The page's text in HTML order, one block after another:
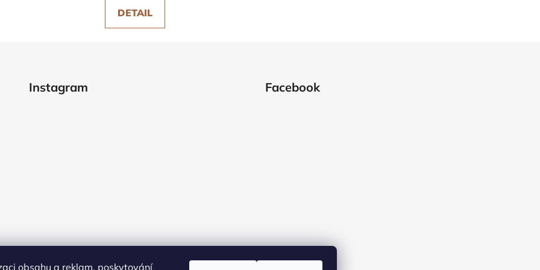
obsahu a reklam, poskytování
DETAIL
Instagram Facebook